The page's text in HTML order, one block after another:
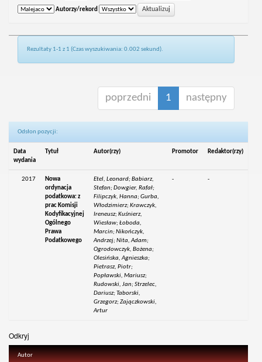
Autorzy/rekord
Rezultaty 1-1 z 1 (Czas wyszukiwania: 0.002 sekund).
poprzedni 1 następny
Odsłon pozycji:
Data
wydania
Tytuł Autor(rzy) Promotor Redaktor(rzy)
2017
Nowa
ordynacja
podatkowa: z
prac Komisji
Kodyfikacyjnej
Ogólnego
Prawa
Podatkowego
Etel, Leonard; Babiarz,
Stefan; Dowgier, Rafał;
Filipczyk, Hanna; Gurba,
Włodzimierz; Krawczyk,
Ireneusz; Kuśnierz,
Wiesław; Łoboda,
Marcin; Nikończyk,
Andrzej; Nita, Adam;
Ogrodowczyk, Bożena;
Olesińska, Agnieszka;
Pietrasz, Piotr;
Popławski, Mariusz;
Rudowski, Jan; Strzelec,
Dariusz; Taborski,
Grzegorz; Zajączkowski,
Artur
- -
Odkryj
Autor